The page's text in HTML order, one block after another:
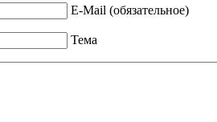
E-Mail (обязательное)
Тема